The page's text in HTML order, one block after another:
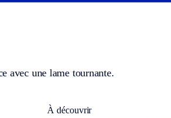
avec une lame tournante.
À découvrir